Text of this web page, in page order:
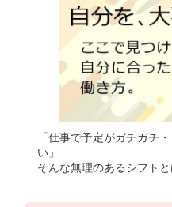
「仕事で予定がガチガチ
い」
そんな無理のあるシフトと